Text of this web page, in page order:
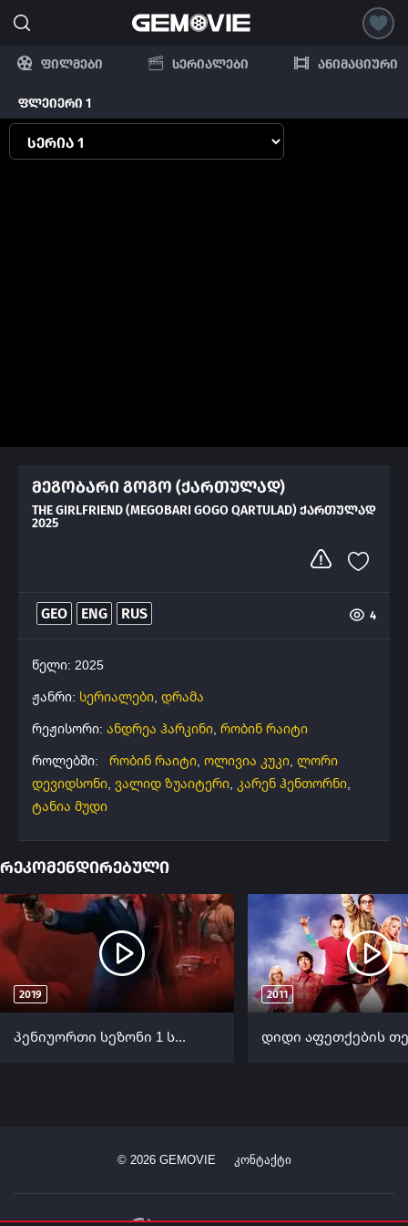
ფილმები სერიალები ანიმაციური
ფლეიერი 1
მეგობარი გოგო (ქართულად)
THE GIRLFRIEND (MEGOBARI GOGO QARTULAD) ᲥᲐᲠᲗᲣᲚᲐᲓ
2025
GEO ENG RUS 4
წელი: 2025
ჟანრი: სერიალები, დრამა
რეჟისორი: ანდრეა ჰარკინი, რობინ რაიტი
როლებში:
რობინ რაიტი, ოლივია კუკი, ლორი
დევიდსონი, ვალიდ ზუაიტერი, კარენ ჰენთორნი,
ტანია მუდი
რეკომენდირებული
2019
პენიუორთი სეზონი 1 სეზონი 1 (ქართულად) / Pennyworth Season 1 ქართულად
2011
© 2026GEMOVIE კონტაქტი